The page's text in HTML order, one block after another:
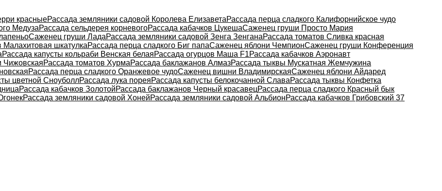
красныеРассада земляники садовой Королева ЕлизаветаРассада перца сладкого Калифорнийское чудо
МедузаРассада сельдерея корневогоРассада кабачков ЦукешаСаженец груши Просто Мария
Саженец груши ЛадаРассада земляники садовой Зенга ЗенганаРассада томатов Сливка красная
Малахитовая шкатулкаРассада перца сладкого Биг папаСаженец яблони ЧемпионСаженец груши Конференция
Рассада капусты кольраби Венская белаяРассада огурцов Маша F1Рассада кабачков Аэронавт
ЧижовскаяРассада томатов ХурмаРассада баклажанов АлмазРассада тыквы Мускатная Жемчужина
Рассада перца сладкого Оранжевое чудоСаженец вишни ВладимирскаяСаженец яблони Айдаред
цветной СноуболлРассада лука пореяРассада капусты белокочанной СлаваРассада тыквы Конфетка
Рассада кабачков ЗолотойРассада баклажанов Черный красавецРассада перца сладкого Красный бык
Рассада земляники садовой ХонейРассада земляники садовой АльбионРассада кабачков Грибовский 37